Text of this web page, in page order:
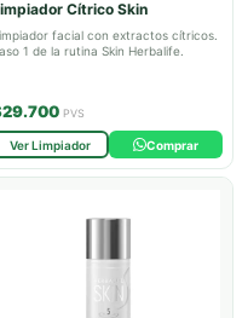
Cítrico Skin
facial con extractos cítricos.
1 de la rutina Skin Herbalife.
PVS
Ver Limpiador Comprar